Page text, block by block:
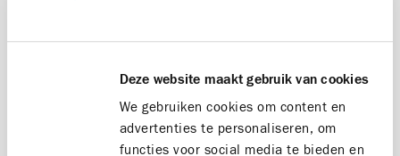
Deze website maakt gebruik van cookies
We gebruiken cookies om content en
advertenties te personaliseren, om
functies voor social media te bieden en
Hoe pakt u dit zelf aan (welke bronnen, zelf
"Een goede band en wisselwerking met galerijen en
veilinghuizen is cruciaal. Vooral veilinghuizen zijn
hierin heel belangrijk omdat zij bepaalde werken en
kunstenaars proactief ondersteunen. De